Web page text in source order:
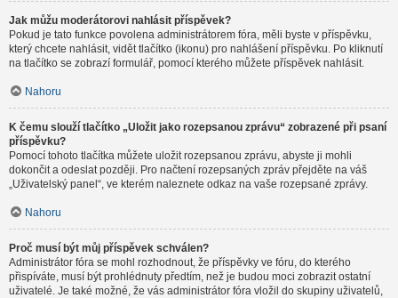
Jak můžu moderátorovi nahlásit příspěvek?
Pokud je tato funkce povolena administrátorem fóra, měli byste v příspěvku,
který chcete nahlásit, vidět tlačítko (ikonu) pro nahlášení příspěvku. Po kliknutí
na tlačítko se zobrazí formulář, pomocí kterého můžete příspěvek nahlásit.
Nahoru
K čemu slouží tlačítko „Uložit jako rozepsanou zprávu“ zobrazené při psaní
příspěvku?
Pomocí tohoto tlačítka můžete uložit rozepsanou zprávu, abyste ji mohli
dokončit a odeslat později. Pro načtení rozepsaných zpráv přejděte na váš
„Uživatelský panel“, ve kterém naleznete odkaz na vaše rozepsané zprávy.
Nahoru
Proč musí být můj příspěvek schválen?
Administrátor fóra se mohl rozhodnout, že příspěvky ve fóru, do kterého
přispíváte, musí být prohlédnuty předtím, než je budou moci zobrazit ostatní
uživatelé. Je také možné, že vás administrátor fóra vložil do skupiny uživatelů,